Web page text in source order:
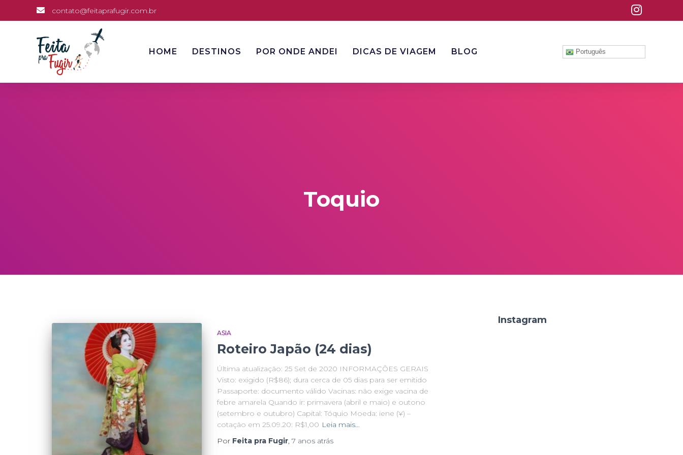
contato@feitaprafugir.com.br
HOME DESTINOS POR ONDE ANDEI DICAS DE VIAGEM BLOG Português
Toquio
ASIA
Roteiro Japão (24 dias)
Última atualização: 25 Set de 2020 INFORMAÇÕES GERAIS
Visto: exigido (R$86); dura cerca de 05 dias para ser emitido
Passaporte: documento válido Vacinas: não exige vacina de
febre amarela Quando ir: primavera (abril e maio) e outono
(setembro e outubro) Capital: Tóquio Moeda: iene (¥) –
cotação em 25.09.20: R$1,00 Leia mais…
Por Feita pra Fugir, 7 anos atrás
Instagram